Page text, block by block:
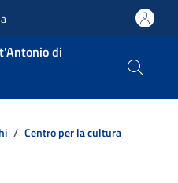
di
Centro per la cultura